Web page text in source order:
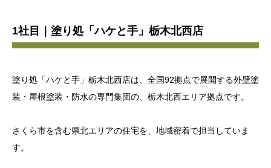
1社目｜塗り処「ハケと手」栃木北西店
塗り処「ハケと手」栃木北西店は、全国92拠点で展開する外壁塗
装・屋根塗装・防水の専門集団の、栃木北西エリア拠点です。
さくら市を含む県北エリアの住宅を、地域密着で担当していま
す。